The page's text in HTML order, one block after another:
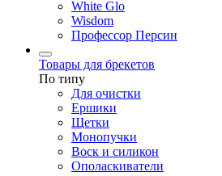
White Glo
Wisdom
Профессор Персин
Товары для брекетов
По типу
Для очистки
Ершики
Щетки
Монопучки
Воск и силикон
Ополаскиватели